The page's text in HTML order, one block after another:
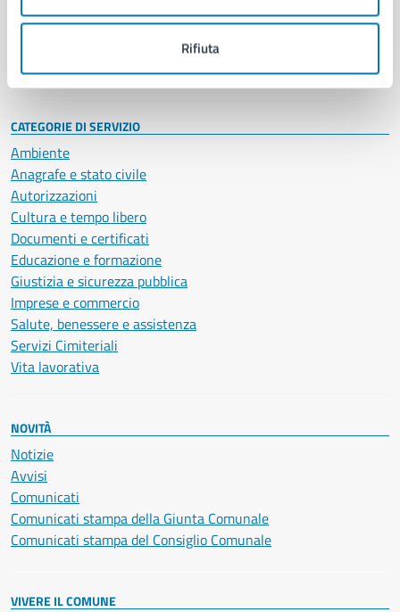
Rifiuta
Personale amministrativo
CATEGORIE DI SERVIZIO
Ambiente
Anagrafe e stato civile
Autorizzazioni
Cultura e tempo libero
Documenti e certificati
Educazione e formazione
Giustizia e sicurezza pubblica
Imprese e commercio
Salute, benessere e assistenza
Servizi Cimiteriali
Vita lavorativa
NOVITÀ
Notizie
Avvisi
Comunicati
Comunicati stampa della Giunta Comunale
Comunicati stampa del Consiglio Comunale
VIVERE IL COMUNE